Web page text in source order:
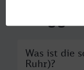
Was ist die
Ruhr)?